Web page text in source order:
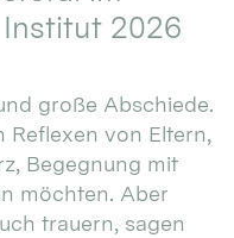
2026
große Abschiede.
Reflexen von Eltern,
Begegnung mit
möchten. Aber
trauern, sagen